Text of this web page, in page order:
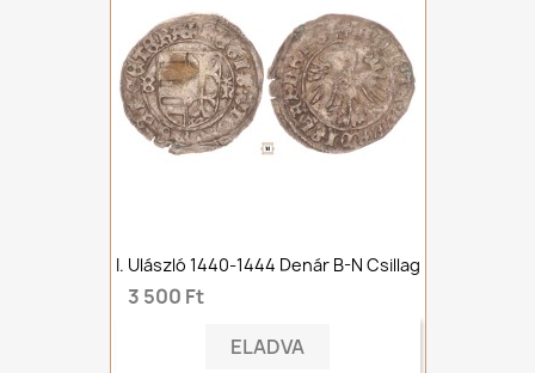
I. Ulászló 1440-1444 Denár B-N Csillag
3 500 Ft
ELADVA